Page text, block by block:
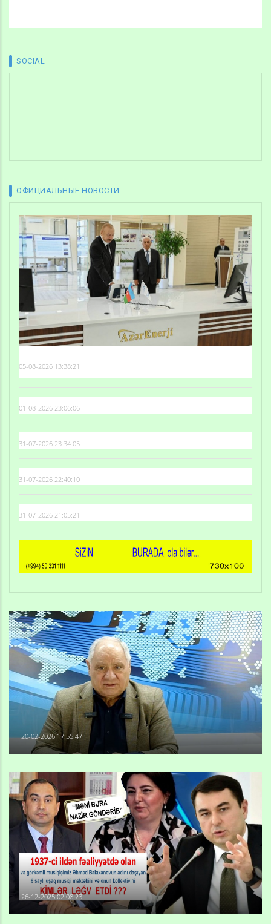
SOCIAL
ОФИЦИАЛЬНЫЕ НОВОСТИ
05-08-2026 13:38:21
01-08-2026 23:06:06
31-07-2026 23:34:05
31-07-2026 22:40:10
31-07-2026 21:05:21
20-02-2026 17:55:47
26-12-2025 02:08:23